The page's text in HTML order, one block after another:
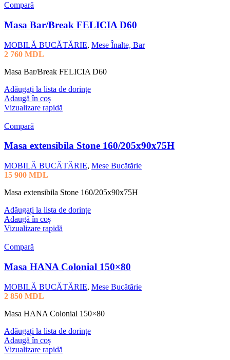
Compară
Masa Bar/Break FELICIA D60
MOBILĂ BUCĂTĂRIE, Mese Înalte, Bar
2 760 MDL
Masa Bar/Break FELICIA D60
Adăugați la lista de dorințe
Adaugă în coș
Vizualizare rapidă
Compară
Masa extensibila Stone 160/205x90x75H
MOBILĂ BUCĂTĂRIE, Mese Bucătărie
15 900 MDL
Masa extensibila Stone 160/205x90x75H
Adăugați la lista de dorințe
Adaugă în coș
Vizualizare rapidă
Compară
Masa HANA Colonial 150×80
MOBILĂ BUCĂTĂRIE, Mese Bucătărie
2 850 MDL
Masa HANA Colonial 150×80
Adăugați la lista de dorințe
Adaugă în coș
Vizualizare rapidă